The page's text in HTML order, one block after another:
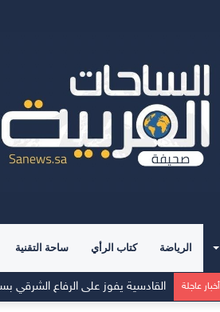
الرياضة كتاب الرأي ساحة التقنية
أخبار عاجلة الهلال يفتتح مركز الماجدية